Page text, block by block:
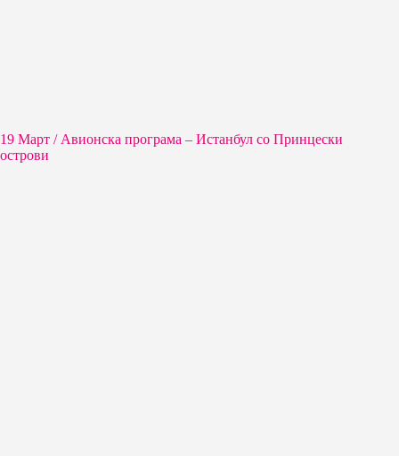
19 Март / Aвионска програма – Истанбул со Принцески
острови